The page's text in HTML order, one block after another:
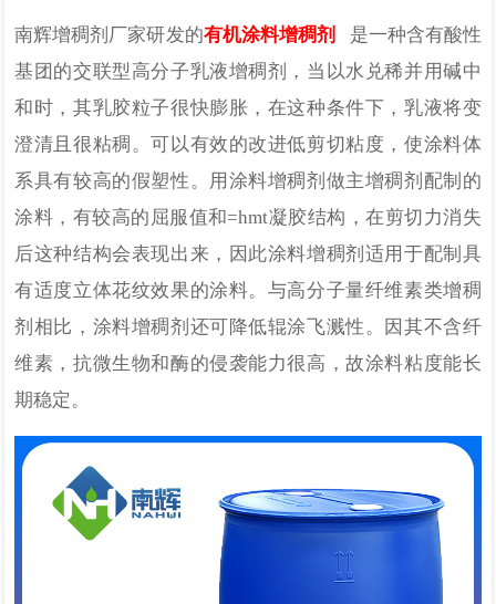
南辉增稠剂厂家研发的有机涂料增稠剂
是一种含有酸性
基团的交联型高分子乳液增稠剂，当以水兑稀并用碱中
和时，其乳胶粒子很快膨胀，在这种条件下，乳液将变
澄清且很粘稠。可以有效的改进低剪切粘度，使涂料体
系具有较高的假塑性。用涂料增稠剂做主增稠剂配制的
涂料，有较高的屈服值和=hmt凝胶结构，在剪切力消失
后这种结构会表现出来，因此涂料增稠剂适用于配制具
有适度立体花纹效果的涂料。与高分子量纤维素类增稠
剂相比，涂料增稠剂还可降低辊涂飞溅性。因其不含纤
维素，抗微生物和酶的侵袭能力很高，故涂料粘度能长
期稳定。